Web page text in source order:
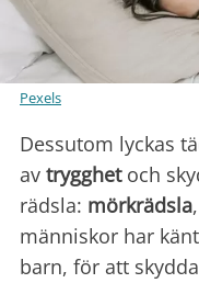
Pexels
Dessutom lyckas
av trygghetoch
rädsla: mörkrädsla
människor har
barn, för att